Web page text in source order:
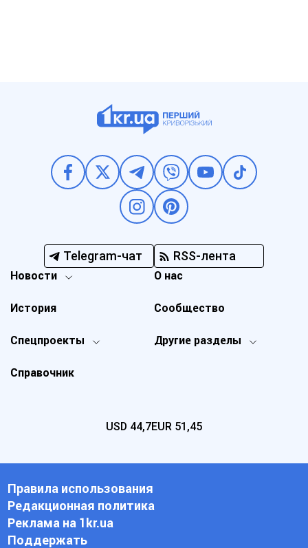
Telegram-чат RSS-лента
Новости
Спецпроекты Другие разделы
История
О нас
Справочник
Сообщество
USD 44,7EUR 51,45
Правила использования
Редакционная политика
Реклама на 1kr.ua
Поддержать